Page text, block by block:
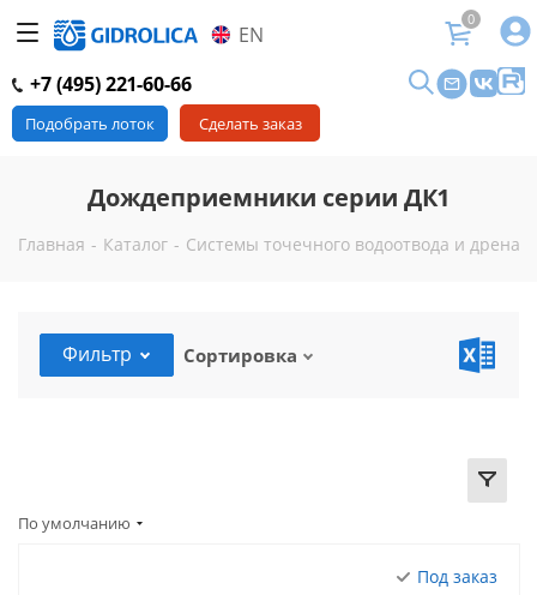
EN
0
+7 (495) 221-60-66
Подобрать лоток Сделать заказ
Дождеприемники серии ДК1
Главная - Каталог - Системы точечного водоотвода и
Фильтр Сортировка
По умолчанию
Под заказ